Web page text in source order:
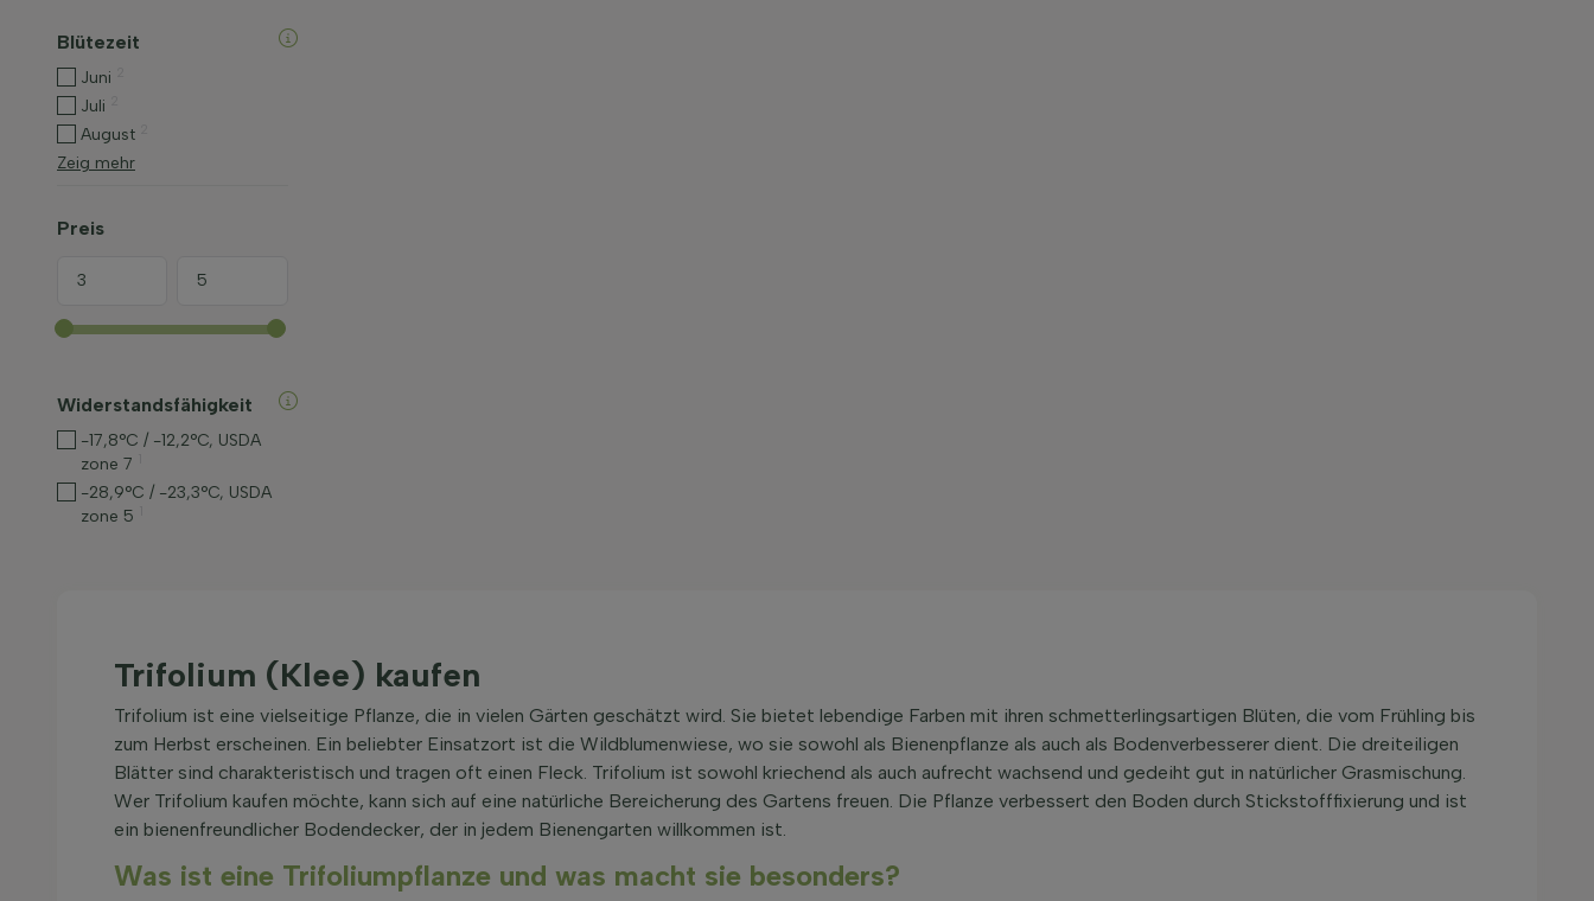
Blütezeit
Juni
Juli
August
Zeig mehr
Preis
Widerstandsfähigkeit
-17,8°C / -12,2°C, USDA
zone 7
-28,9°C / -23,3°C, USDA
zone 5
Trifolium (Klee) kaufen
Trifolium ist eine vielseitige Pflanze, die in vielen Gärten geschätzt wird. Sie bietet lebendige Farben mit ihren schmetterlingsartigen Blüten, die vom Frühling bis
zum Herbst erscheinen. Ein beliebter Einsatzort ist die Wildblumenwiese, wo sie sowohl als Bienenpflanze als auch als Bodenverbesserer dient. Die dreiteiligen
Blätter sind charakteristisch und tragen oft einen Fleck. Trifolium ist sowohl kriechend als auch aufrecht wachsend und gedeiht gut in natürlicher Grasmischung.
Wer Trifolium kaufen möchte, kann sich auf eine natürliche Bereicherung des Gartens freuen. Die Pflanze verbessert den Boden durch Stickstofffixierung und ist
ein bienenfreundlicher Bodendecker, der in jedem Bienengarten willkommen ist.
Was ist eine Trifoliumpflanze und was macht sie besonders?